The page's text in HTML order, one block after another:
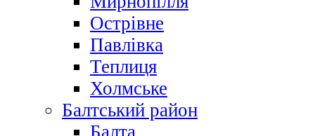
Острівне
Павлівка
Теплиця
Холмське
Балтський район